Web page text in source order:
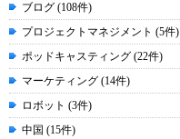
ブログ (108件)
プロジェクトマネジメント (5件)
ポッドキャスティング (22件)
マーケティング (14件)
ロボット (3件)
中国 (15件)